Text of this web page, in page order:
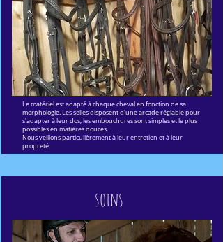
Le matériel est adapté à chaque cheval en fonction de sa
morphologie. Les selles disposent d'une arcade réglable pour
s'adapter à leur dos, les embouchures sont simples et le plus
possibles en matières douces.
Nous veillons particulièrement à leur entretien et à leur
propreté.
soins